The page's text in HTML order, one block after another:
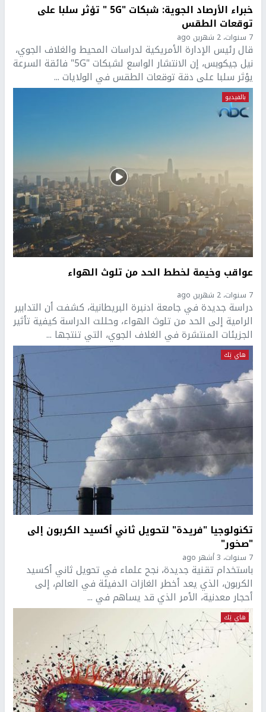
خبراء الأرصاد الجوية: شبكات "5G " تؤثر سلبا على
توقعات الطقس
7 سنوات، 2 شهرين ago
قال رئيس الإدارة الأمريكية لدراسات المحيط والغلاف الجوي،
نيل جيكوبس، إن الانتشار الواسع لشبكات "5G" فائقة السرعة
يؤثر سلبا على دقة توقعات الطقس في الولايات ...
بالفيديو
عواقب وخيمة لخطط الحد من تلوث الهواء
7 سنوات، 2 شهرين ago
دراسة جديدة في جامعة ادنبرة البريطانية، كشفت أن التدابير
الرامية إلى الحد من تلوث الهواء، وحللت الدراسة كيفية تأثير
الجزيئات المنتشرة في الغلاف الجوي، التي تنتجها ...
هاي تِك
تكنولوجيا "فريدة" لتحويل ثاني أكسيد الكربون إلى
"صخور"
7 سنوات، 3 أشهر ago
باستخدام تقنية جديدة، نجح علماء في تحويل ثاني أكسيد
الكربون، الذي يعد أخطر الغازات الدفيئة في العالم، إلى
أحجار معدنية، الأمر الذي قد يساهم في ...
هاي تِك